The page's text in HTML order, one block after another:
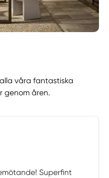
våra fantastiska
genom åren.
Superfint